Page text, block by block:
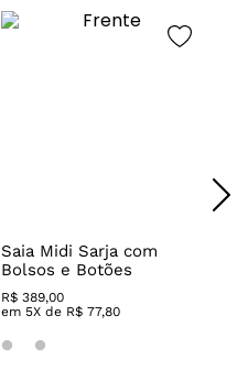
Saia Midi Sarja com
Bolsos e Botões
R$ 389,00
em 5X de R$ 77,80